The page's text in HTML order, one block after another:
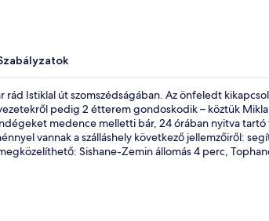
rád Istiklal út szomszédságában. Az önfeledt
pedig 2 étterem gondoskodik – köztük
medence melletti bár, 24 órában nyitva
vannak a szálláshely következő jellemzőiről:
Sishane-Zemin állomás 4 perc,